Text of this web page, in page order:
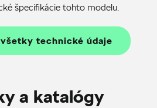
špecifikácie tohto modelu.
technické údaje
a katalógy